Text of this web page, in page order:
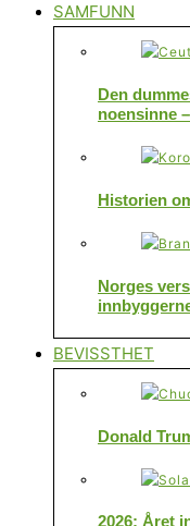
SAMFUNN
Den
noensinne
Historien
Norges
BEVISSTHET
Donald
2026: Året